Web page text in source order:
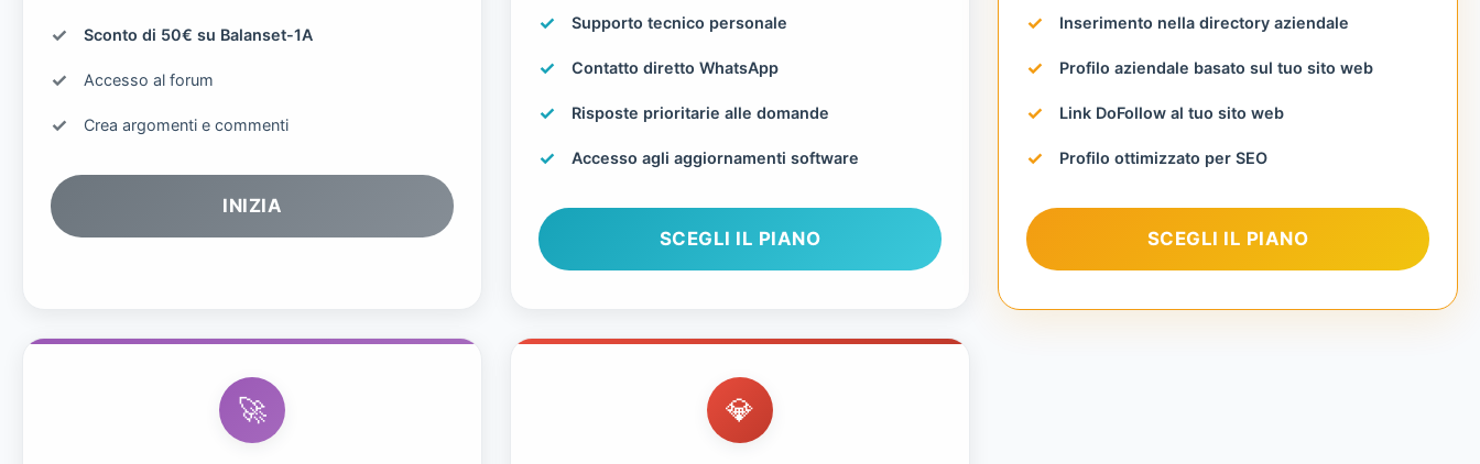
Sconto di 50€ su Balanset-1A
Accesso al forum
Crea argomenti e commenti
INIZIA
Supporto tecnico personale
Contatto diretto WhatsApp
Risposte prioritarie alle domande
Accesso agli aggiornamenti software
SCEGLI IL PIANO
Inserimento nella directory aziendale
Profilo aziendale basato sul tuo sito web
Link DoFollow al tuo sito web
Profilo ottimizzato per SEO
SCEGLI IL PIANO
🚀 💎